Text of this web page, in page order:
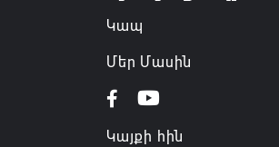
Կապ
Մեր Մասին
Կայքի հին